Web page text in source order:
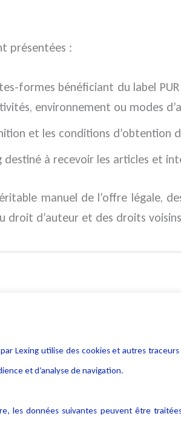
présentées :
formes bénéficiant du label
environnement ou modes
et les conditions d’obtention
destiné à recevoir les articles et
manuel de l’offre légale,
droit d’auteur et des droits
Lexing utilise des cookies et autres
et d’analyse de navigation.
les données suivantes peuvent être